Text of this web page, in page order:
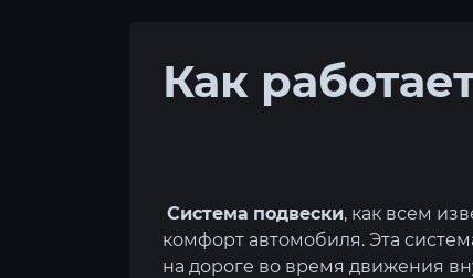
Как
Система подвески, как всем
комфорт автомобиля. Эта
на дороге во время движения